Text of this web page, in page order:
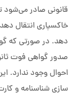
قانونی صادر می‌شود
خاکسپاری انتقال دهد
دهد. در صورتی که
صدور گواهی فوت
احوال وجود ندارد.
سازی شناسنامه و